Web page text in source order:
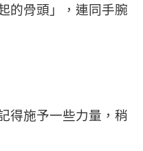
的骨頭」，連同手腕
得施予一些力量，稍